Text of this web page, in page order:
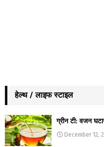
हेल्थ / लाइफ स्टाइल
ग्रीन टी: वजन
December 12,